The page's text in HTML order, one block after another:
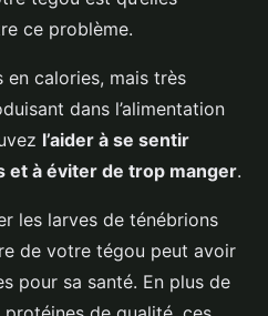
ce problème.
en calories, mais très
dans l’alimentation
l’aider à se sentir
et à éviter de trop manger.
les larves de ténébrions
de votre tégou peut avoir
pour sa santé. En plus de